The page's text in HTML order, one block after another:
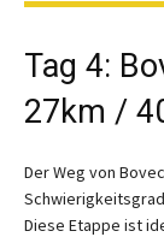
Tag 4:
27km /
Der Weg von
Diese Etappe ist